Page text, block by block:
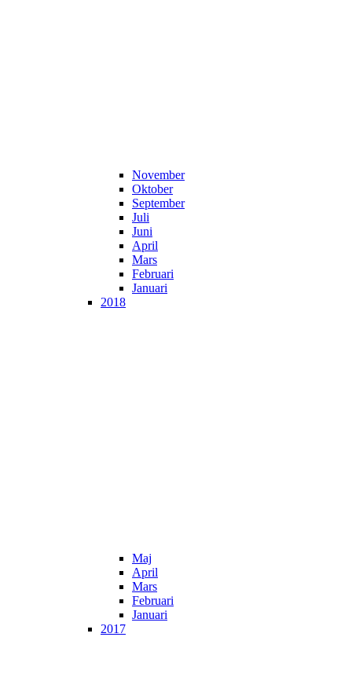
November
Oktober
September
Juli
Juni
April
Mars
Februari
Januari
2018
Maj
April
Mars
Februari
Januari
2017